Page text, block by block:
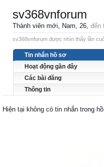
sv368vnforum
Thành viên mới, Nam, 26, đến
sv368vnforum được nhìn thấy lần
Tin nhắn hồ sơ
Hoạt động gần đây
Các bài đăng
Thông tin
Hiện tại không có tin nhắn trong